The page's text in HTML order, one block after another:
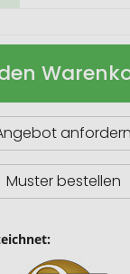
anfordern
Muster bestellen